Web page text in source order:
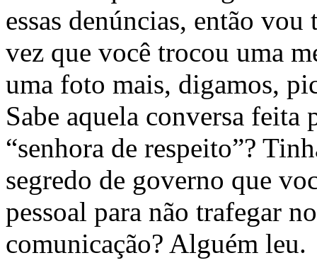
essas denúncias, então
vez que você trocou uma
uma foto mais, digamos,
Sabe aquela conversa feita
“senhora de respeito”?
segredo de governo que
pessoal para não trafegar
comunicação? Alguém leu.